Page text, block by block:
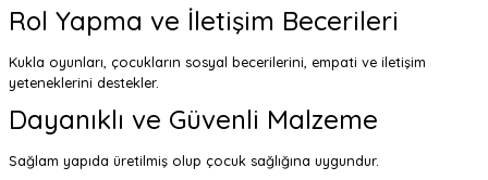
Rol Yapma ve İletişim Becerileri
Kukla oyunları, çocukların sosyal becerilerini, empati ve iletişim
yeteneklerini destekler.
Dayanıklı ve Güvenli Malzeme
Sağlam yapıda üretilmiş olup çocuk sağlığına uygundur.